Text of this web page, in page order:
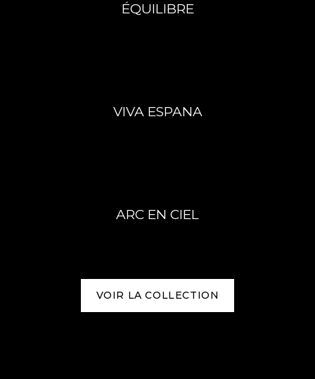
ÉQUILIBRE
VIVA ESPANA
ARC EN CIEL
VOIR LA COLLECTION